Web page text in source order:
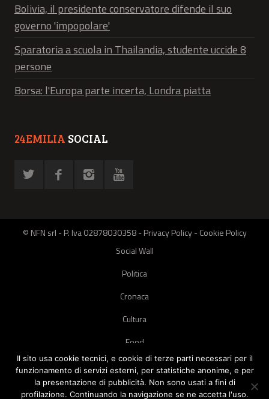
Bolivia, il presidente conservatore difende il suo
governo 'impopolare'
Sparatoria a scuola in Thailandia, studente uccide 8
persone
Borsa: l'Europa parte incerta, Londra piatta
24EMILIA SOCIAL
© NFN srl - P. Iva 02878030358 -Privacy Policy-Cookie Policy
Social Wall
Politica
Cronaca
Cultura
Food
Green
Pets
Il sito usa cookie tecnici, e cookie di terze parti necessari per il
funzionamento di servizi esterni, per statistiche anonime, e per
la presentazione di pubblicità. Non sono usati a fini di
profilazione. Continuando la navigazione se ne accetta l'uso.